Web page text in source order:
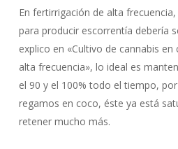
En fertirrigación de alta
para producir escorrentía debería
explico en «Cultivo de cannabis
alta frecuencia», lo ideal es
el 90 y el 100% todo el tiempo,
regamos en coco, éste ya está
retener mucho más.